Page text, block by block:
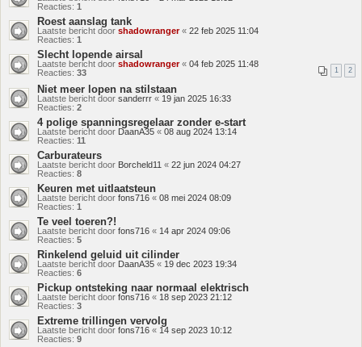
Reacties: 1
Roest aanslag tank
Laatste bericht door shadowranger« 22 feb 2025 11:04
Reacties: 1
Slecht lopende airsal
Laatste bericht door shadowranger« 04 feb 2025 11:48
Reacties: 33 1 2
Niet meer lopen na stilstaan
Laatste bericht door sanderrr « 19 jan 2025 16:33
Reacties: 2
4 polige spanningsregelaar zonder e-start
Laatste bericht door DaanA35 « 08 aug 2024 13:14
Reacties: 11
Carburateurs
Laatste bericht door Borcheld11 « 22 jun 2024 04:27
Reacties: 8
Keuren met uitlaatsteun
Laatste bericht door fons716 « 08 mei 2024 08:09
Reacties: 1
Te veel toeren?!
Laatste bericht door fons716 « 14 apr 2024 09:06
Reacties: 5
Rinkelend geluid uit cilinder
Laatste bericht door DaanA35 « 19 dec 2023 19:34
Reacties: 6
Pickup ontsteking naar normaal elektrisch
Laatste bericht door fons716 « 18 sep 2023 21:12
Reacties: 3
Extreme trillingen vervolg
Laatste bericht door fons716 « 14 sep 2023 10:12
Reacties: 9